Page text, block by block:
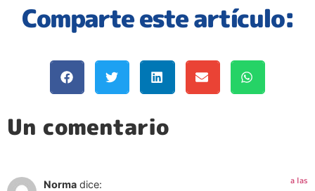
Comparte este artículo:
Un comentario
Norma dice: a las